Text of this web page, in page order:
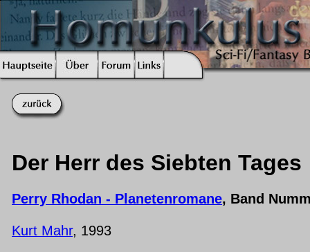
Der Herr des Siebten Tages
Perry Rhodan - Planetenromane, Band
Kurt Mahr, 1993